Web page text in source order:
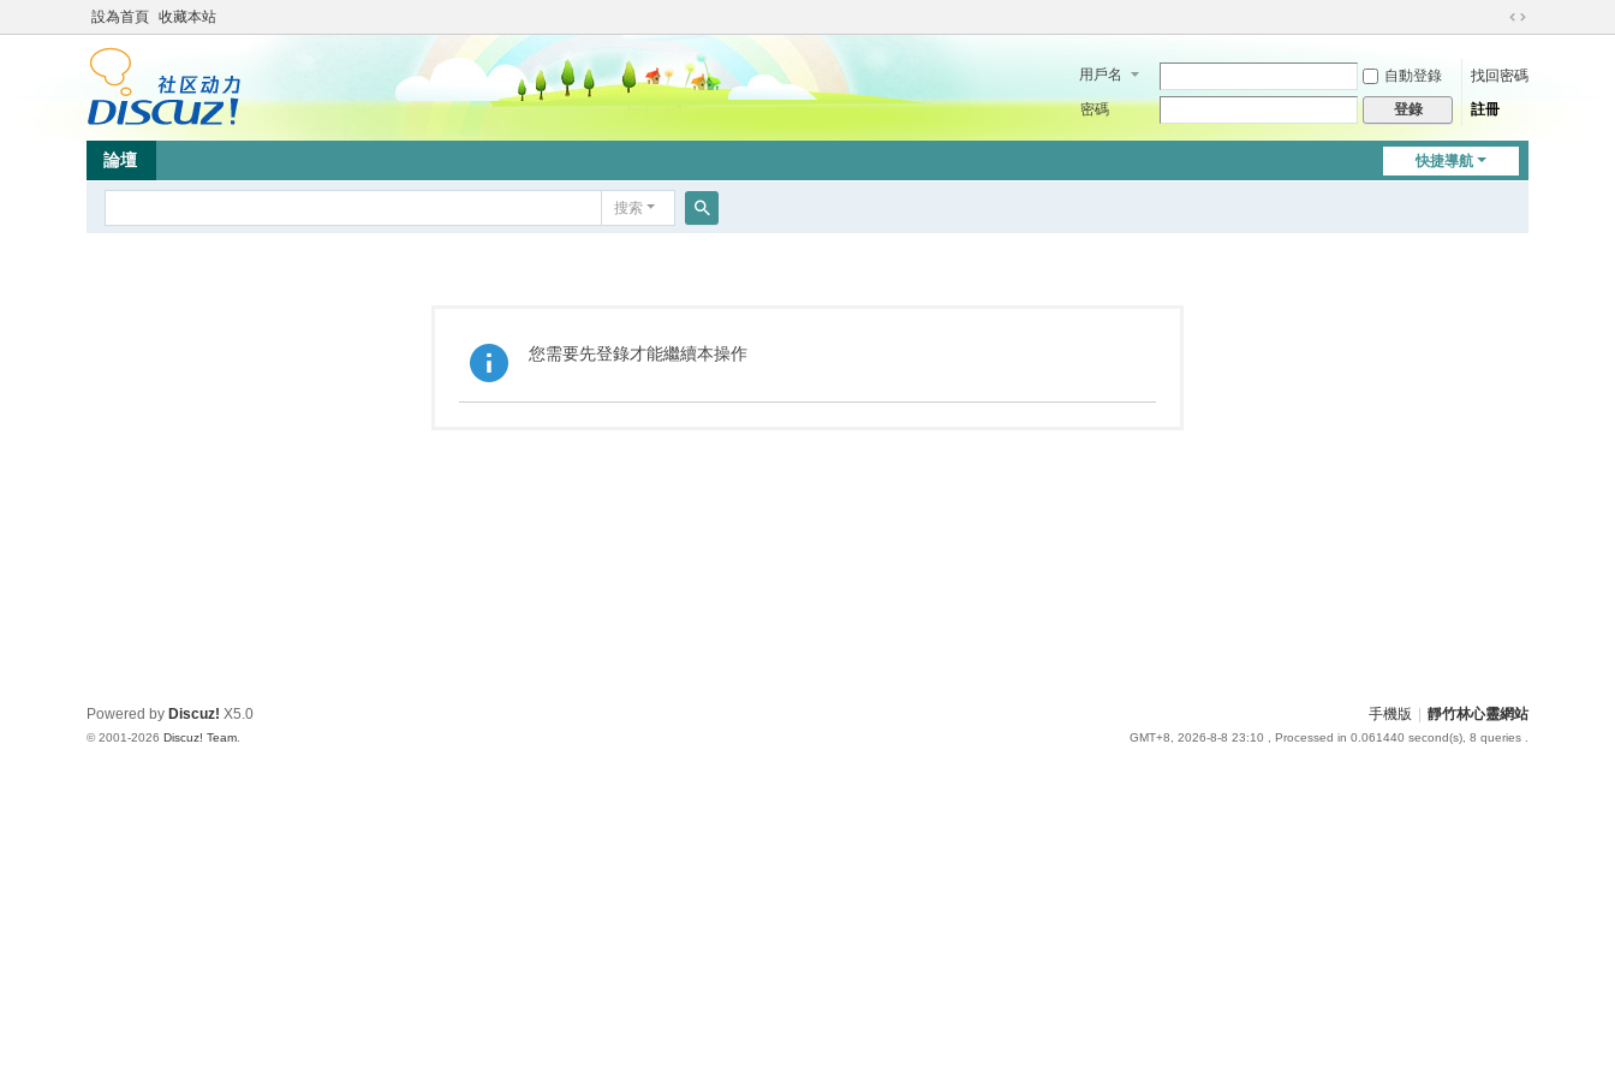
設為首頁 收藏本站
切
到
用戶名 自動登錄
找回密碼
密碼
登錄 註冊
快捷導航
論壇
搜索
您需要先登錄才能繼續本操作
手機版 靜竹林心靈網站
GMT+8, 2026-8-8 23:10 , Processed in 0.061440 second(s), 8 queries .
Powered by Discuz! X5.0
© 2001-2026 Discuz! Team